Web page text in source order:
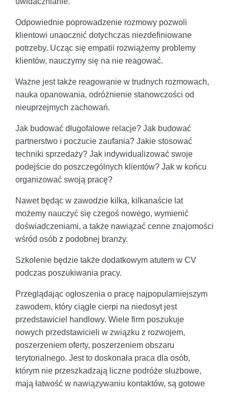
Odpowiednie poprowadzenie rozmowy pozwoli
klientowi unaocznić dotychczas niezdefiniowane
potrzeby. Ucząc się empatii rozwiążemy problemy
klientów, nauczymy się na nie reagować.
Ważne jest także reagowanie w trudnych rozmowach,
nauka opanowania, odróżnienie stanowczości od
nieuprzejmych zachowań.
Jak budować długofalowe relacje? Jak budować
partnerstwo i poczucie zaufania? Jakie stosować
techniki sprzedaży? Jak indywidualizować swoje
podejście do poszczególnych klientów? Jak w końcu
organizować swoją pracę?
Nawet będąc w zawodzie kilka, kilkanaście lat
możemy nauczyć się czegoś nowego, wymienić
doświadczeniami, a także nawiązać cenne znajomości
wśród osób z podobnej branży.
Szkolenie będzie także dodatkowym atutem w CV
podczas poszukiwania pracy.
Przeglądając ogłoszenia o pracę najpopularniejszym
zawodem, który ciągle cierpi na niedosyt jest
przedstawiciel handlowy. Wiele firm poszukuje
nowych przedstawicieli w związku z rozwojem,
poszerzeniem oferty, poszerzeniem obszaru
terytorialnego. Jest to doskonała praca dla osób,
którym nie przeszkadzają liczne podróże służbowe,
mają łatwość w nawiązywaniu kontaktów, są gotowe